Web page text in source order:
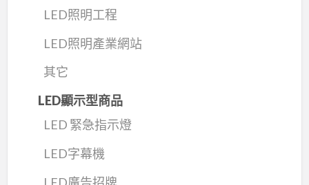
LED照明工程
LED照明產業網站
其它
LED顯示型商品
LED 緊急指示燈
LED字幕機